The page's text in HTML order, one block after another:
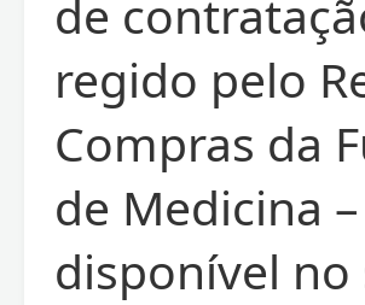
de
regido pelo
Compras da
de Medicina –
disponível no